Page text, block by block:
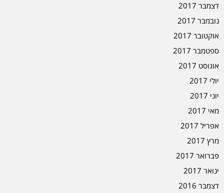
דצמבר 2017
נובמבר 2017
אוקטובר 2017
ספטמבר 2017
אוגוסט 2017
יולי 2017
יוני 2017
מאי 2017
אפריל 2017
מרץ 2017
פברואר 2017
ינואר 2017
דצמבר 2016